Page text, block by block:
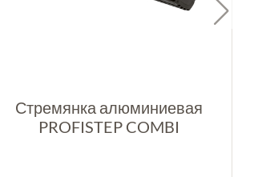
Стремянка алюминиевая
PROFISTEP COMBI